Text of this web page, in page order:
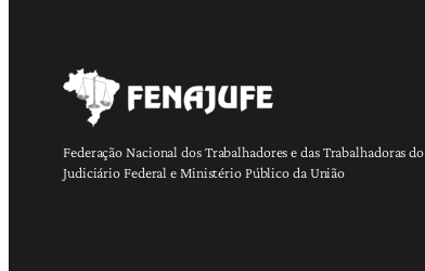
Federação Nacional dos Trabalhadores e das Trabalhadoras do
Judiciário Federal e Ministério Público da União